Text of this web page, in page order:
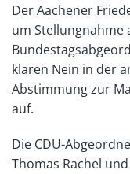
Der Aachener
um Stellungnahme
klaren Nein in der
Abstimmung zur
auf.
Die CDU-
Thomas Rachel